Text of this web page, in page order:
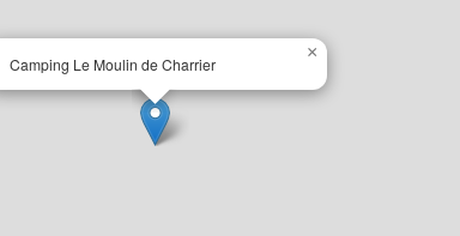
Camping Le Moulin de Charrier
×